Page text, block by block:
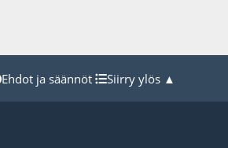
Ehdot ja säännöt Siirry ylös ▲